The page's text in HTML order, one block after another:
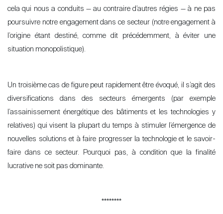
cela qui nous a conduits — au contraire d’autres régies — à ne pas
poursuivre notre engagement dans ce secteur (notre engagement à
’origine étant destiné, comme dit précédemment, à éviter une
situation monopolistique).
Un troisième cas de figure peut rapidement être évoqué, il s’agit des
diversifications dans des secteurs émergents (par exemple
l’assainissement énergétique des bâtiments et les technologies y
relatives) qui visent la plupart du temps à stimuler l ’émergence de
nouvelles solutions et à faire progresser la technologie et le savoir-
faire dans ce secteur. Pourquoi pas, à condition que la finalité
lucrative ne soit pas dominante.
********